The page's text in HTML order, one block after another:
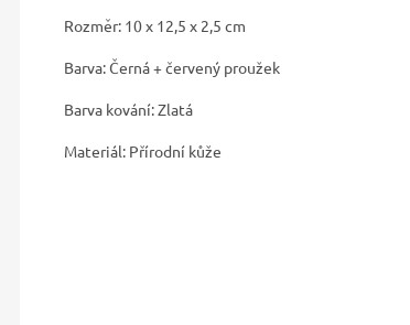
Rozměr: 10 x 12,5 x 2,5 cm
Barva: Černá + červený proužek
Barva kování: Zlatá
Materiál: Přírodní kůže